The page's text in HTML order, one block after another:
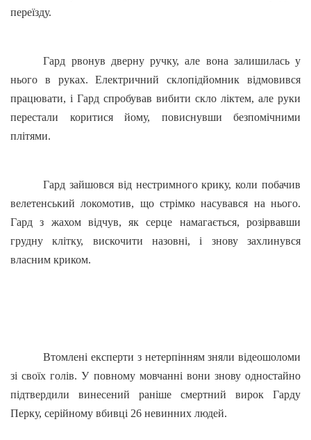
переїзду.
Гард рвонув дверну ручку, але вона залишилась у
нього в руках. Електричний склопідйомник відмовився
працювати, і Гард спробував вибити скло ліктем, але руки
перестали коритися йому, повиснувши безпомічними
плітями.
Гард зайшовся від нестримного крику, коли побачив
велетенський локомотив, що стрімко насувався на нього.
Гард з жахом відчув, як серце намагається, розірвавши
грудну клітку, вискочити назовні, і знову захлинувся
власним криком.
Втомлені експерти з нетерпінням зняли відеошоломи
зі своїх голів. У повному мовчанні вони знову одностайно
підтвердили винесений раніше смертний вирок Гарду
Перку, серійному вбивці 26 невинних людей.